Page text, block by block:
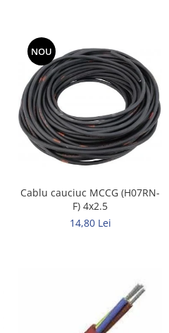
NOU
Cablu cauciuc MCCG (H07RN-
F) 4x2.5
14,80 Lei